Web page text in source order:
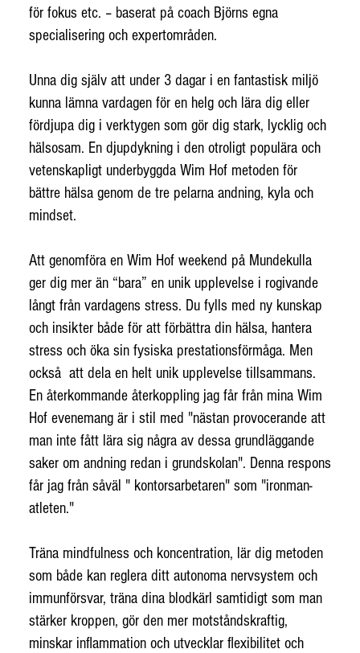
för fokus etc. – baserat på coach Björns egna
specialisering och expertområden.
Unna dig själv att under 3 dagar i en fantastisk miljö
kunna lämna vardagen för en helg och lära dig eller
fördjupa dig i verktygen som gör dig stark, lycklig och
hälsosam. En djupdykning i den otroligt populära och
vetenskapligt underbyggda Wim Hof metoden för
bättre hälsa genom de tre pelarna andning, kyla och
mindset.
Att genomföra en Wim Hof weekend på Mundekulla
ger dig mer än “bara” en unik upplevelse i rogivande
långt från vardagens stress. Du fylls med ny kunskap
och insikter både för att förbättra din hälsa, hantera
stress och öka sin fysiska prestationsförmåga. Men
också att dela en helt unik upplevelse tillsammans.
En återkommande återkoppling jag får från mina Wim
Hof evenemang är i stil med "nästan provocerande att
man inte fått lära sig några av dessa grundläggande
saker om andning redan i grundskolan". Denna respons
får jag från såväl " kontorsarbetaren" som "ironman-
atleten."
Träna mindfulness och koncentration, lär dig metoden
som både kan reglera ditt autonoma nervsystem och
immunförsvar, träna dina blodkärl samtidigt som man
stärker kroppen, gör den mer motståndskraftig,
minskar inflammation och utvecklar flexibilitet och